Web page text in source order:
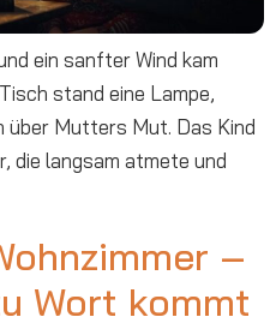
ein sanfter Wind kam
stand eine Lampe,
über Mutters Mut. Das Kind
die langsam atmete und
–
Wort kommt